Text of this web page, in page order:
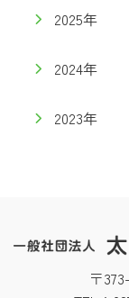
2025年
2024年
2023年
〒